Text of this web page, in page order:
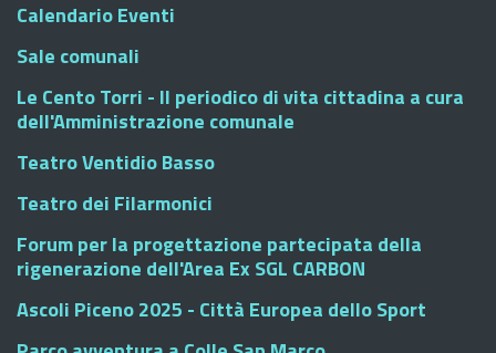
Calendario Eventi
Sale comunali
Le Cento Torri - Il periodico di vita cittadina a cura
dell'Amministrazione comunale
Teatro Ventidio Basso
Teatro dei Filarmonici
Forum per la progettazione partecipata della
rigenerazione dell'Area Ex SGL CARBON
Ascoli Piceno 2025 - Città Europea dello Sport